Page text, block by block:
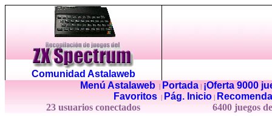
Comunidad Astalaweb
Menú Astalaweb| Portada|
¡Oferta 9000
Favoritos
Pág. Inicio
23 usuarios conectados
6400 juegos